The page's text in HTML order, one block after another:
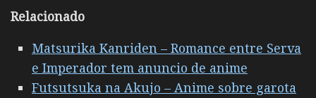
Relacionado
Matsurika Kanriden – Romance entre Serva
e Imperador tem anuncio de anime
Futsutsuka na Akujo – Anime sobre garota